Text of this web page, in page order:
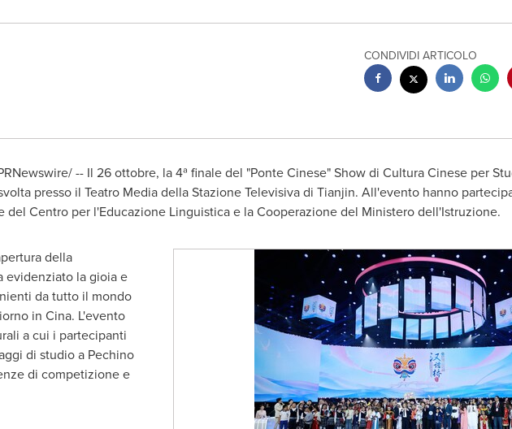
CONDIVIDI ARTICOLO
-- Il 26 ottobre, la 4ª finale del "Ponte Cinese" Show di Cultura Cinese per
presso il Teatro Media della Stazione Televisiva di Tianjin. All'evento hanno
del Centro per l'Educazione Linguistica e la Cooperazione del Ministero dell'Istruzione.
della
evidenziato la gioia e
da tutto il mondo
in Cina. L'evento
a cui i partecipanti
di studio a Pechino
di competizione e